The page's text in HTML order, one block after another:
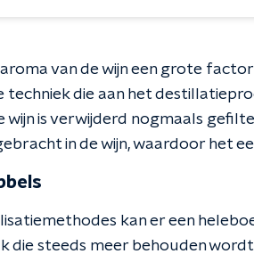
van de wijn een grote
techniek die aan het
is verwijderd nogmaals
in de wijn, waardoor het
kan er een
die steeds meer behouden